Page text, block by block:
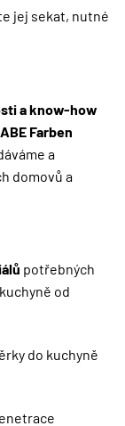
jej sekat, nutné
a know-how
Farben
a
domovů a
potřebných
od
do kuchyně